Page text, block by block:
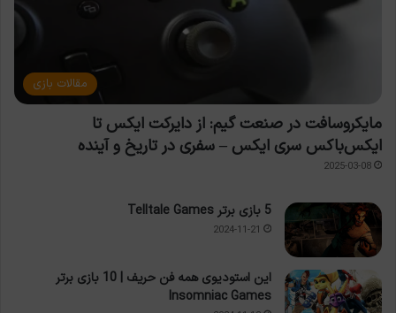
مقالات بازی
مایکروسافت در صنعت گیم: از دایرکت ایکس تا
ایکس‌باکس سری ایکس – سفری در تاریخ و آینده
2025-03-08
5 بازی برتر Telltale Games
2024-11-21
این استودیوی همه فن حریف | 10 بازی برتر
Insomniac Games